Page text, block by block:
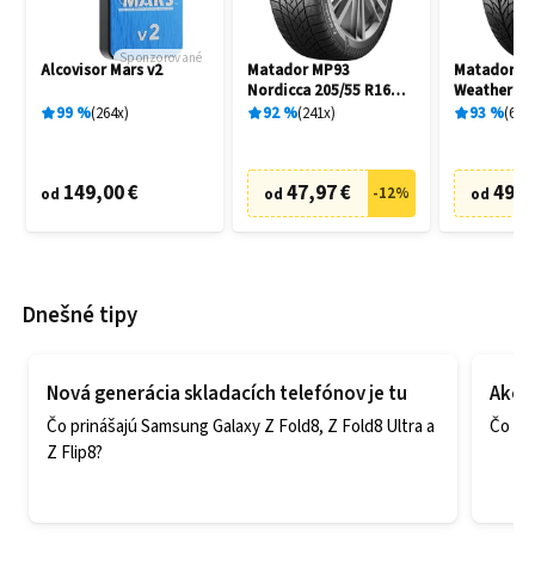
Sponzorované
Alcovisor Mars v2
99% 264x
od 149,00 €
Matador MP93
Nordicca 205/55 R16
91H
92% 241x
od 47,97 € -12%
Matador
Weather
R16 91H
93% 69
od
Dnešné tipy
Nová generácia skladacích telefónov je tu
Čo prinášajú Samsung Galaxy Z Fold8, Z Fold8 Ultra a
Z Flip8?
Ako
Čo